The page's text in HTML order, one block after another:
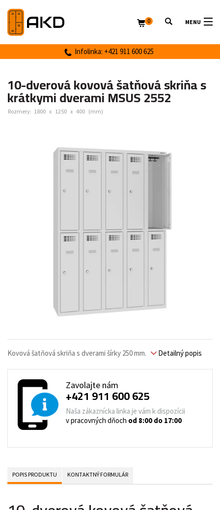
MENU
Infolinka: +421 911 600 625
0
10-dverová kovová šatňová skriňa s
krátkymi dverami MSUS 2552
Rozmery: 1800 x 1250 x 400 (mm)
Kovová šatňová skriňa s dverami šírky 250 mm. Detailný popis
Zavolajte nám
+421 911 600 625
Naša zákaznícka linka je vám k dispozícii
v pracovných dňoch od 8:00 do 17:00
POPIS PRODUKTU KONTAKTNÝ FORMULÁR